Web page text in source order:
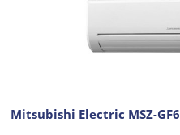
Mitsubishi Electric MSZ-